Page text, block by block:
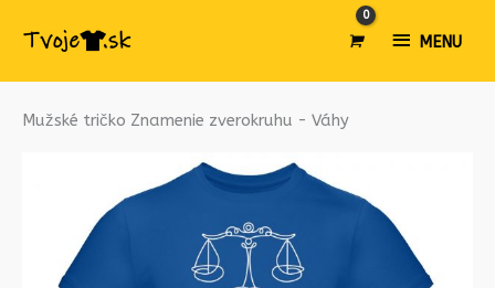
MENU
MENU
Mužské tričko Znamenie zverokruhu - Váhy
množstvo
Znamenie
zverokruhu